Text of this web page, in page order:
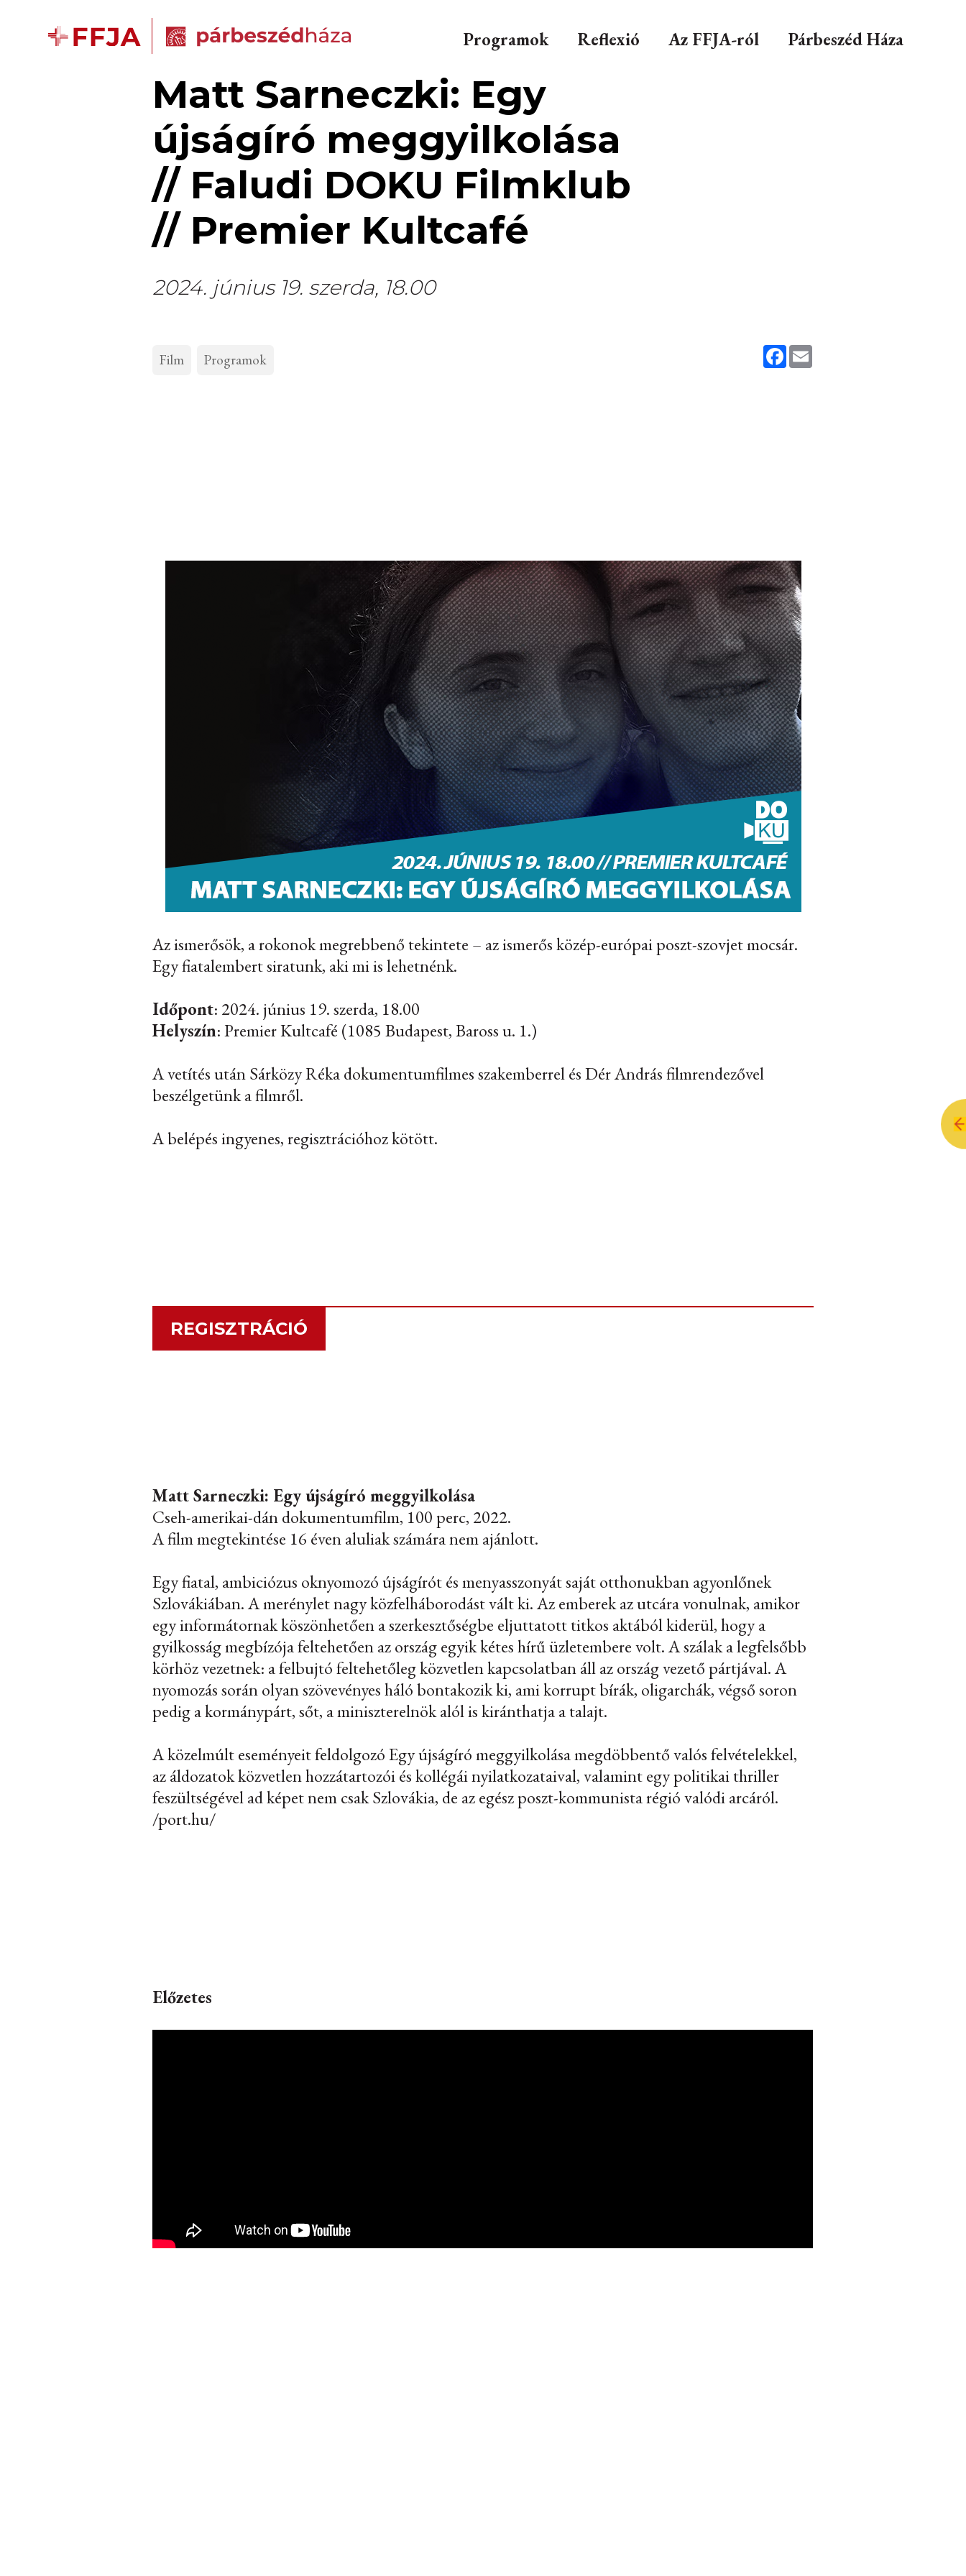
Programok Reflexió Az FFJA-ról Párbeszéd Háza
Matt Sarneczki: Egy
újságíró meggyilkolása
// Faludi DOKU Filmklub
// Premier Kultcafé
2024. június 19. szerda, 18.00
Facebook
Email
Film Programok
Az ismerősök, a rokonok megrebbenő tekintete – az ismerős közép-európai poszt-szovjet mocsár.
Egy fiatalembert siratunk, aki mi is lehetnénk.
Időpont: 2024. június 19. szerda, 18.00
Helyszín: Premier Kultcafé (1085 Budapest, Baross u. 1.)
A vetítés után Sárközy Réka dokumentumfilmes szakemberrel és Dér András filmrendezővel
beszélgetünk a filmről.
A belépés ingyenes, regisztrációhoz kötött.
REGISZTRÁCIÓ
Matt Sarneczki: Egy újságíró meggyilkolása
Cseh-amerikai-dán dokumentumfilm, 100 perc, 2022.
A film megtekintése 16 éven aluliak számára nem ajánlott.
Egy fiatal, ambiciózus oknyomozó újságírót és menyasszonyát saját otthonukban agyonlőnek
Szlovákiában. A merénylet nagy közfelháborodást vált ki. Az emberek az utcára vonulnak, amikor
egy informátornak köszönhetően a szerkesztőségbe eljuttatott titkos aktából kiderül, hogy a
gyilkosság megbízója feltehetően az ország egyik kétes hírű üzletembere volt. A szálak a legfelsőbb
körhöz vezetnek: a felbujtó feltehetőleg közvetlen kapcsolatban áll az ország vezető pártjával. A
nyomozás során olyan szövevényes háló bontakozik ki, ami korrupt bírák, oligarchák, végső soron
pedig a kormánypárt, sőt, a miniszterelnök alól is kiránthatja a talajt.
A közelmúlt eseményeit feldolgozó Egy újságíró meggyilkolása megdöbbentő valós felvételekkel,
az áldozatok közvetlen hozzátartozói és kollégái nyilatkozataival, valamint egy politikai thriller
feszültségével ad képet nem csak Szlovákia, de az egész poszt-kommunista régió valódi arcáról.
/port.hu/
Előzetes